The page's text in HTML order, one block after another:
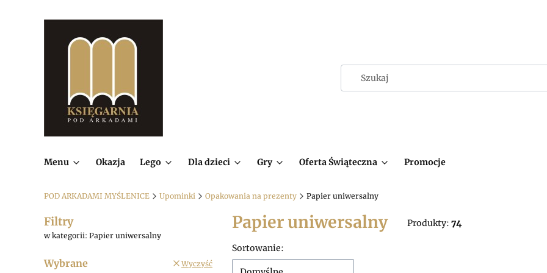
Menu Okazja Lego Dla dzieci Gry Oferta Świąteczna Promocje
POD ARKADAMI MYŚLENICE Upominki Opakowania na prezenty Papier uniwersalny
Filtry
w kategorii: Papier uniwersalny
Wybrane Wyczyść
Papier uniwersalny Produkty: 74
Lista produktów
Sortowanie: